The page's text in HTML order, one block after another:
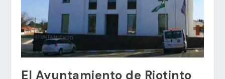
El Ayuntamiento de Riotinto